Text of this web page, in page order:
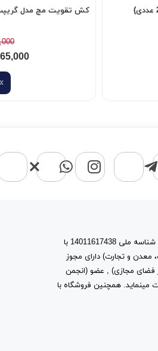
کش تقویت مچ مدل
اسپرت مایکت یک برند با نام حقوقی پیشتازان آروین نیتا به شماره ثبت 603944 و شناسه ملی 14011617438 با
معدن و تجارت) دارای مجوز
توسعه فرهنگ و هنر در فضای مجازی) , عضو (انجمن
و کارهای اینترنتی استان تهران) به شماره ثبت 2361 فعالیت مینماید. همچنین فروشگاه با